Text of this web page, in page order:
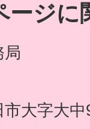
ージに
局
市大字大